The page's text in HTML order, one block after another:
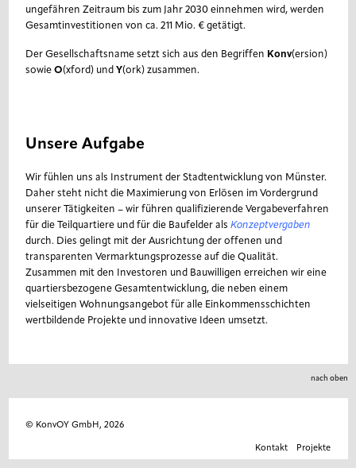
ungefähren Zeitraum bis zum Jahr 2030 einnehmen wird, werden
Gesamtinvestitionen von ca. 211 Mio. € getätigt.
Der Gesellschaftsname setzt sich aus den Begriffen Konv(ersion)
sowie O(xford) und Y(ork) zusammen.
Unsere Aufgabe
Wir fühlen uns als Instrument der Stadtentwicklung von Münster.
Daher steht nicht die Maximierung von Erlösen im Vordergrund
unserer Tätigkeiten – wir führen qualifizierende Vergabeverfahren
für die Teilquartiere und für die Baufelder als Konzeptvergaben
durch. Dies gelingt mit der Ausrichtung der offenen und
transparenten Vermarktungsprozesse auf die Qualität.
Zusammen mit den Investoren und Bauwilligen erreichen wir eine
quartiersbezogene Gesamtentwicklung, die neben einem
vielseitigen Wohnungsangebot für alle Einkommensschichten
wertbildende Projekte und innovative Ideen umsetzt.
nach oben
© KonvOY GmbH, 2026
Projekte
Kontakt